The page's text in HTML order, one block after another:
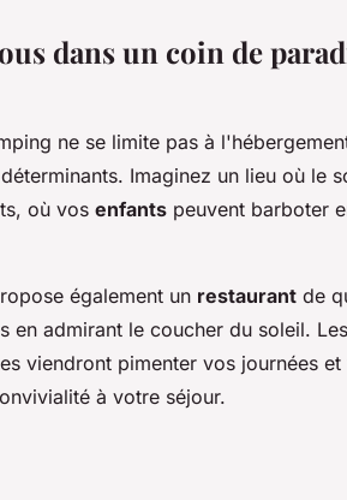
dans un coin de
ne se limite pas à
Imaginez un lieu où le
où vos enfants peuvent barboter
également un restaurant de
en admirant le coucher du soleil.
viendront pimenter vos journées
à votre séjour.